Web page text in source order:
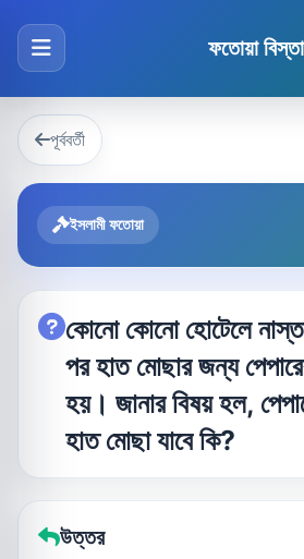
ফতোয়া
পূর্ববর্তী
ইসলামী ফতোয়া
কোনো কোনো হোটেলে নাস্তা
পর হাত মোছার জন্য
হয়। জানার বিষয় হল,
হাত মোছা যাবে কি?
উত্তর